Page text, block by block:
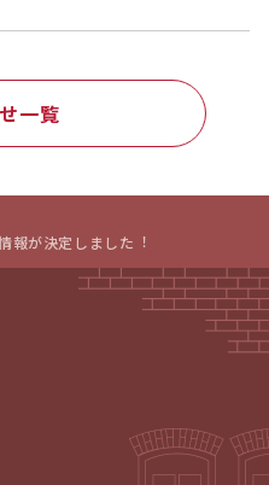
一覧
報が決定しました︕